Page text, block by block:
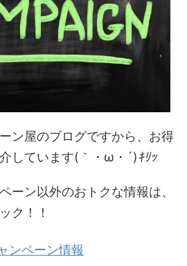
ン屋のブログですから、お得
しています(｀・ω・´)ｷﾘｯ
ーン以外のおトクな情報は、
ク！！
ンペーン情報